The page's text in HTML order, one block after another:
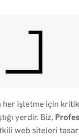
her işletme için
yerdir. Biz,
web siteleri